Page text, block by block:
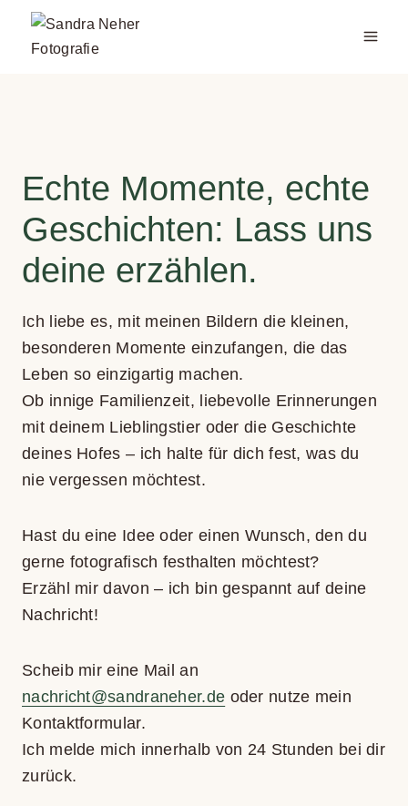
Echte Momente, echte
Geschich­ten: Lass uns
deine erzäh­len.
Ich liebe es, mit mei­nen Bil­dern die klei­nen,
beson­de­ren Momente ein­zu­fan­gen, die das
Leben so ein­zig­ar­tig machen.
Ob innige Fami­li­en­zeit, lie­be­volle Erin­ne­run­gen
mit dei­nem Lieb­lings­tier oder die Geschichte
dei­nes Hofes – ich halte für dich fest, was du
nie ver­ges­sen möch­test.
Hast du eine Idee oder einen Wunsch, den du
gerne foto­gra­fisch fest­hal­ten möch­test?
Erzähl mir davon – ich bin gespannt auf deine
Nach­richt!
Scheib mir eine Mail an
nachricht@sandraneher.de oder nutze mein
Kon­takt­for­mu­lar.
Ich melde mich inner­halb von 24 Stun­den bei dir
zurück.